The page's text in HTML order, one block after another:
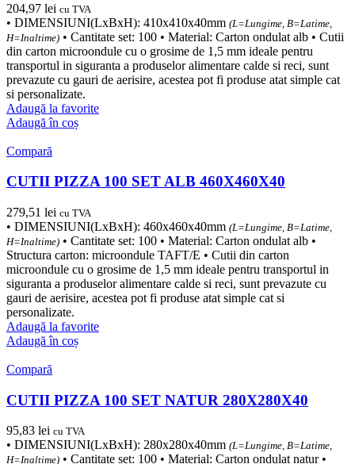
204,97 lei cu TVA
• DIMENSIUNI(LxBxH): 410x410x40mm (L=Lungime, B=Latime,
H=Inaltime) • Cantitate set: 100 • Material: Carton ondulat alb • Cutii
din carton microondule cu o grosime de 1,5 mm ideale pentru
transportul in siguranta a produselor alimentare calde si reci, sunt
prevazute cu gauri de aerisire, acestea pot fi produse atat simple cat
si personalizate.
Adaugă la favorite
Adaugă în coș
Compară
CUTII PIZZA 100 SET ALB 460X460X40
279,51 lei cu TVA
• DIMENSIUNI(LxBxH): 460x460x40mm (L=Lungime, B=Latime,
H=Inaltime) • Cantitate set: 100 • Material: Carton ondulat alb •
Structura carton: microondule TAFT/E • Cutii din carton
microondule cu o grosime de 1,5 mm ideale pentru transportul in
siguranta a produselor alimentare calde si reci, sunt prevazute cu
gauri de aerisire, acestea pot fi produse atat simple cat si
personalizate.
Adaugă la favorite
Adaugă în coș
Compară
CUTII PIZZA 100 SET NATUR 280X280X40
95,83 lei cu TVA
• DIMENSIUNI(LxBxH): 280x280x40mm (L=Lungime, B=Latime,
H=Inaltime) • Cantitate set: 100 • Material: Carton ondulat natur •